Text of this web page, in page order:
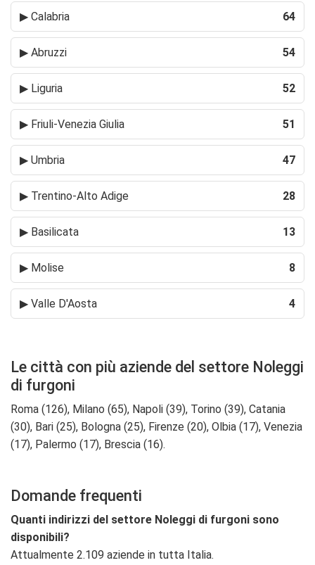
▶ Calabria 64
▶ Abruzzi 54
▶ Liguria 52
▶ Friuli-Venezia Giulia 51
▶ Umbria 47
▶ Trentino-Alto Adige 28
▶ Basilicata 13
▶ Molise 8
▶ Valle D'Aosta 4
Le città con più aziende del settore Noleggi
di furgoni
Roma (126), Milano (65), Napoli (39), Torino (39), Catania
(30), Bari (25), Bologna (25), Firenze (20), Olbia (17), Venezia
(17), Palermo (17), Brescia (16).
Domande frequenti
Quanti indirizzi del settore Noleggi di furgoni sono
disponibili?
Attualmente 2.109 aziende in tutta Italia.